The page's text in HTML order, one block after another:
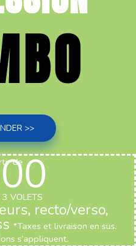
>>
de
VOLETS
recto/verso,
*Taxes et livraison en sus.
s’appliquent.